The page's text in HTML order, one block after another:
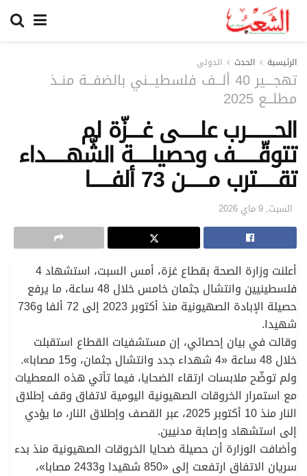
الرئيسية الحدث الدولي
تهجــــير 40 ألـــف فلسطيـــني بالضفـــة منــذ
مطلـــع 2025
الحـــــــــــرب علــــــــى غــــــزّة لم
تتوقّـــــــــف وحصيلـــــــة الشّهــــــــداء
تقــــــــترب مـــــــــن 73 ألفــــــــا
السبت, 9 ماي 2026
أعلنت وزارة الصحة بقطاع غزة، أمس السبت، استشهاد 4
فلسطينيين وانتشال جثمان خامس خلال 48 ساعة، ما يرفع
حصيلة الإبادة الصهيونية منذ أكتوبر 2023 إلى 72 ألفا و736
شهيدا.
وقالت في بيان إحصائي، إن مستشفيات القطاع استقبلت
خلال 48 ساعة «4 شهداء جدد وانتشال جثمان، و15 مصابا».
ولم توضّح ملابسات ارتقاء الضحايا، فيما تأتي هذه المعطيات
مع استمرار الخروقات الصهيونية اليومية لاتفاق وقف إطلاق
النار منذ 10 أكتوبر 2025، عبر القصف وإطلاق النار، ما يؤدي
إلى استشهاد وإصابة مدنيين.
وأضافت الوزارة أن حصيلة ضحايا الخروقات الصهيونية منذ بدء
سريان الاتفاق ارتفعت إلى «850 شهيدا و2433 مصابا»،